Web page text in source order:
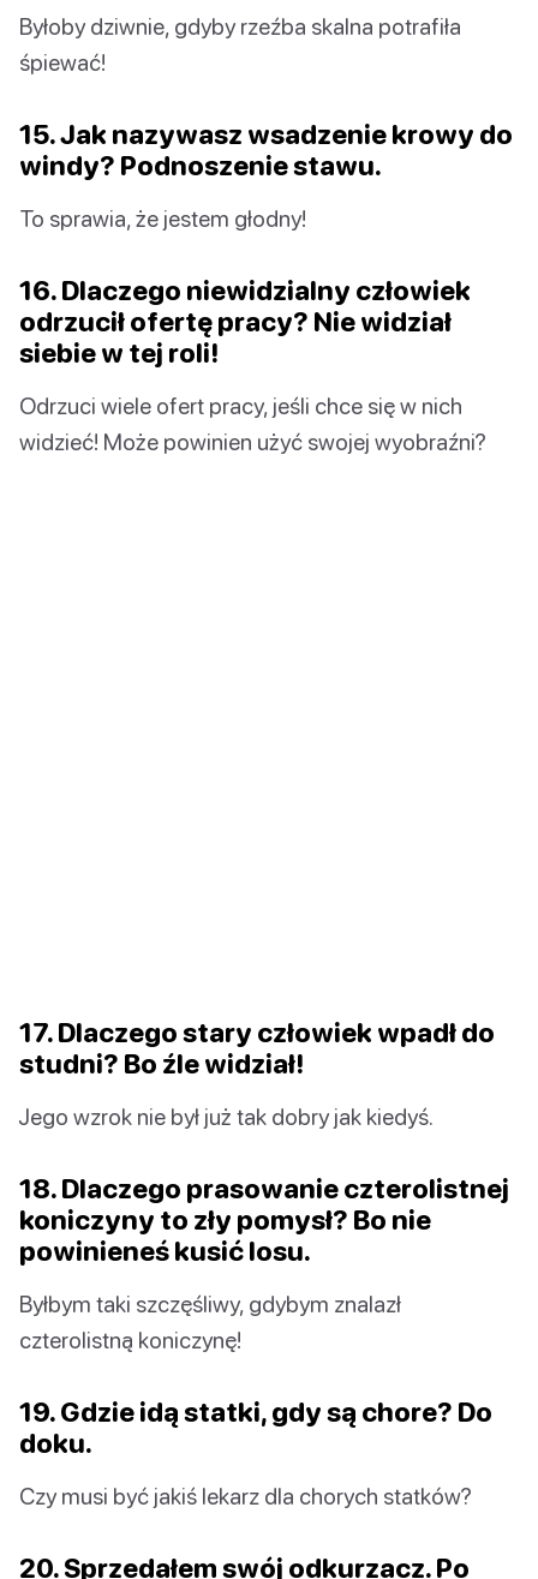
Byłoby dziwnie, gdyby rzeźba skalna potrafiła
śpiewać!
15. Jak nazywasz wsadzenie krowy do
windy? Podnoszenie stawu.
To sprawia, że jestem głodny!
16. Dlaczego niewidzialny człowiek
odrzucił ofertę pracy? Nie widział
siebie w tej roli!
Odrzuci wiele ofert pracy, jeśli chce się w nich
widzieć! Może powinien użyć swojej wyobraźni?
17. Dlaczego stary człowiek wpadł do
studni? Bo źle widział!
Jego wzrok nie był już tak dobry jak kiedyś.
18. Dlaczego prasowanie czterolistnej
koniczyny to zły pomysł? Bo nie
powinieneś kusić losu.
Byłbym taki szczęśliwy, gdybym znalazł
czterolistną koniczynę!
19. Gdzie idą statki, gdy są chore? Do
doku.
Czy musi być jakiś lekarz dla chorych statków?
20. Sprzedałem swój odkurzacz. Po